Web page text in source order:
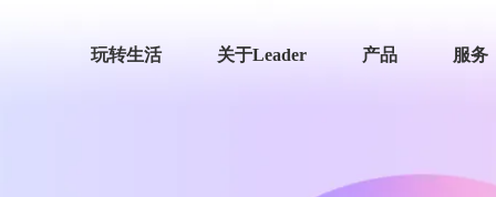
玩转生活 关于Leader 产品 服务